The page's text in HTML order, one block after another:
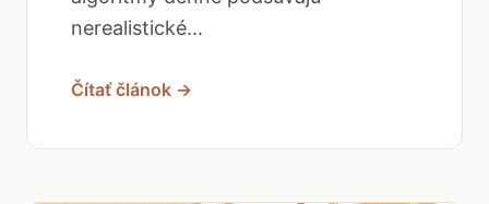
nerealistické...
Čítať článok →